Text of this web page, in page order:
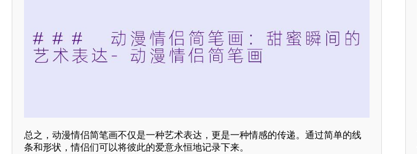
总之，动漫情侣简笔画不仅是一种艺术表达，更是一种情感的传递。通过简单的线
条和形状，情侣们可以将彼此的爱意永恒地记录下来。